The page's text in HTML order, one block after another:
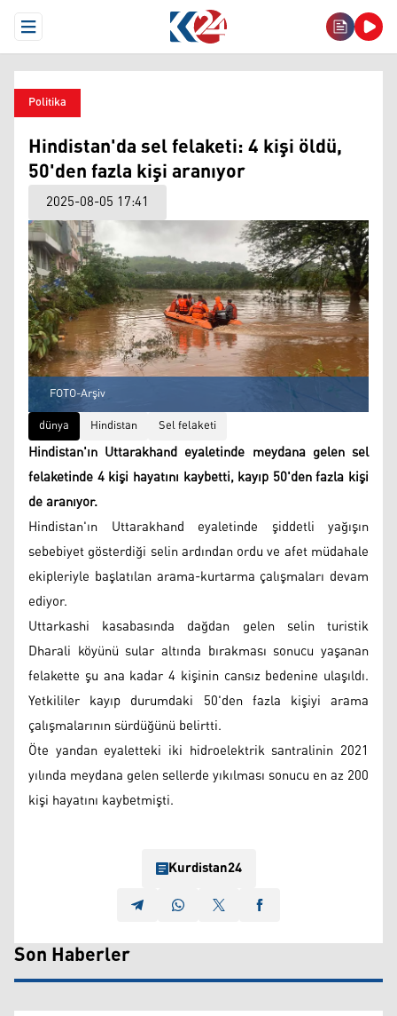
Open Menu
Politika
Hindistan'da sel felaketi: 4 kişi öldü,
50'den fazla kişi aranıyor
2025-08-05 17:41
FOTO-Arşiv
dünya
Hindistan Sel felaketi
Hindistan'ın Uttarakhand eyaletinde meydana gelen sel
felaketinde 4 kişi hayatını kaybetti, kayıp 50'den fazla kişi
de aranıyor.
Hindistan'ın Uttarakhand eyaletinde şiddetli yağışın
sebebiyet gösterdiği selin ardından ordu ve afet müdahale
ekipleriyle başlatılan arama-kurtarma çalışmaları devam
ediyor.
Uttarkashi kasabasında dağdan gelen selin turistik
Dharali köyünü sular altında bırakması sonucu yaşanan
felakette şu ana kadar 4 kişinin cansız bedenine ulaşıldı.
Yetkililer kayıp durumdaki 50'den fazla kişiyi arama
çalışmalarının sürdüğünü belirtti.
Öte yandan eyaletteki iki hidroelektrik santralinin 2021
yılında meydana gelen sellerde yıkılması sonucu en az 200
kişi hayatını kaybetmişti.
Kurdistan24
Son Haberler